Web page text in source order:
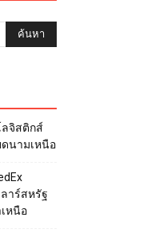
ลจิสติกส์
ดนามเหนือ
าร์สหรัฐ
หนือ